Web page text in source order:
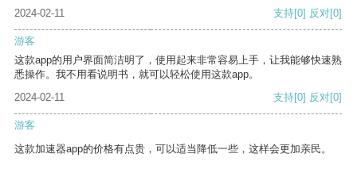
2024-02-11
支持[0] 反对[0]
游客
这款app的用户界面简洁明了，使用起来非常容易上手，让我能够快速熟
悉操作。我不用看说明书，就可以轻松使用这款app。
2024-02-11
支持[0] 反对[0]
游客
这款加速器app的价格有点贵，可以适当降低一些，这样会更加亲民。